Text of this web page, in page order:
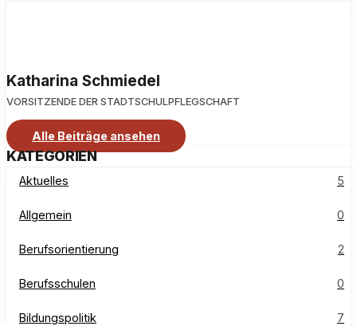
Katharina Schmiedel
VORSITZENDE DER STADTSCHULPFLEGSCHAFT
Alle Beiträge ansehen
KATEGORIEN
Aktuelles 5
Allgemein 0
Berufsorientierung 2
Berufsschulen 0
Bildungspolitik 7